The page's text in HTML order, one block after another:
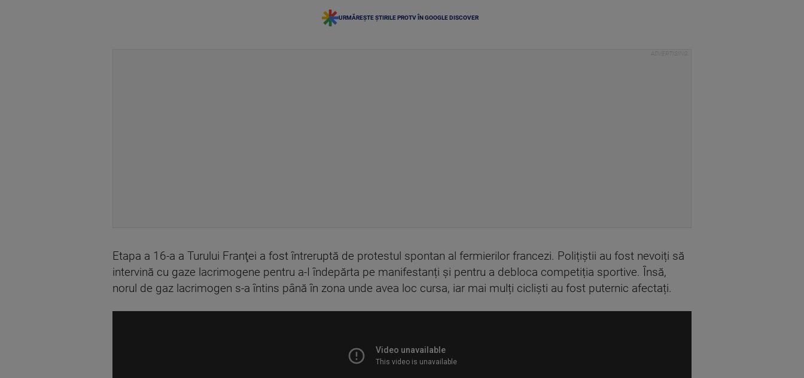
URMĂREȘTE ȘTIRILE PROTV ÎN GOOGLE DISCOVER
Etapa a 16-a a Turului Franţei a fost întreruptă de protestul spontan al fermierilor francezi. Polițiștii au fost nevoiți să
intervină cu gaze lacrimogene pentru a-I îndepărta pe manifestanți și pentru a debloca competiția sportive. Însă,
norul de gaz lacrimogen s-a întins până în zona unde avea loc cursa, iar mai mulți cicliști au fost puternic afectați.